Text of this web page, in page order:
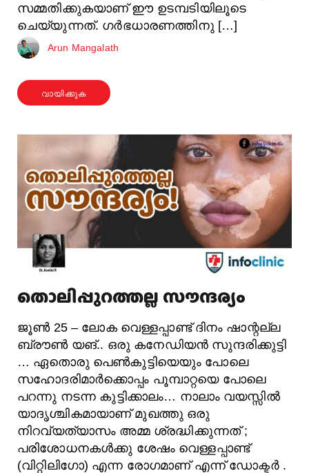
സമ്മതിക്കുകയാണ് ഈ ഉടമ്പടിയിലൂടെ
ചെയ്യുന്നത്. ഗർഭധാരണത്തിനു […]
Arun Mangalath
വായിക്കുക
തൊലിപ്പുറത്തല്ല സൗന്ദര്യം
ജൂൺ 25 – ലോക വെള്ളപ്പാണ്ട് ദിനം ഷാന്റല്ല
ബ്രൗൺ യങ്.. ഒരു കനേഡിയൻ സുന്ദരിക്കുട്ടി
… ഏതൊരു പെൺകുട്ടിയെയും പോലെ
സഹോദരിമാർക്കൊപ്പം പൂമ്പാറ്റയെ പോലെ
പറന്നു നടന്ന കുട്ടിക്കാലം… നാലാം വയസ്സിൽ
യാദൃശ്ചികമായാണ് മുഖത്തു ഒരു
നിറവ്യത്യാസം അമ്മ ശ്രദ്ധിക്കുന്നത് ;
പരിശോധനകൾക്കു ശേഷം വെള്ളപ്പാണ്ട്
(വിറ്റിലിഗോ) എന്ന രോഗമാണ് എന്ന് ഡോക്ടർ .